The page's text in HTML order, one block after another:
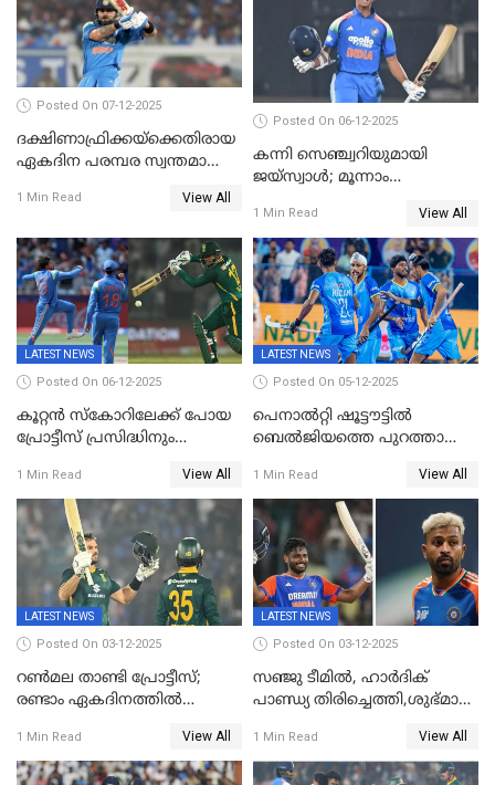
Posted On 07-12-2025
ദക്ഷിണാഫ്രിക്കയ്‌ക്കെതിരായ
ഏകദിന പരമ്പര സ്വന്തമാക്കി
1 Min Read View All
Posted On 06-12-2025
കന്നി സെഞ്ച്വറിയുമായി
ജയ്‌സ്വാൾ; മൂന്നാം
പ്രോട്ടീസിനെതിരെ ജയം,
പരമ്പര
1 Min Read View All
LATEST NEWS
Posted On 06-12-2025
കൂറ്റൻ സ്കോറിലേക്ക് പോയ
പ്രോട്ടീസ് പ്രസിദ്ധിനും
അടിതെറ്റി, ഇന്ത്യക്ക് 271
റണ്‍സ് വിജയലക്ഷ്യം
1 Min Read View All
LATEST NEWS
Posted On 05-12-2025
പെനാൽറ്റി ഷൂട്ടൗട്ടിൽ
ബെൽജിയത്തെ പുറത്താക്കി;
ലോകകപ്പിൽ ഇന്ത്യ
സെമിയിൽ
1 Min Read View All
LATEST NEWS
Posted On 03-12-2025
റണ്‍മല താണ്ടി പ്രോട്ടീസ്;
രണ്ടാം ഏകദിനത്തില്‍
ഒപ്പത്തിനൊപ്പം
1 Min Read View All
LATEST NEWS
Posted On 03-12-2025
സഞ്ജു ടീമില്‍, ഹാര്‍ദിക്
പാണ്ഡ്യ തിരിച്ചെത്തി,​ശുഭ്മാൻ
ഇല്ല;
ദക്ഷിണാഫ്രിക്കയ്‌ക്കെതിരായ
1 Min Read View All